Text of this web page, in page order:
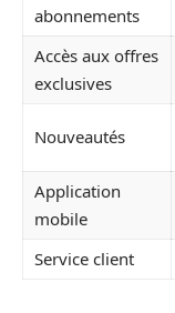
abonnements
Accès aux offres
exclusives
Nouveautés
Application
mobile
Service client